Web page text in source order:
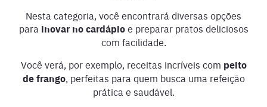
Nesta categoria, você encontrará diversas opções
para inovar no cardápioe preparar pratos deliciosos
com facilidade.
Você verá, por exemplo, receitas incríveis com peito
de frango, perfeitas para quem busca uma refeição
prática e saudável.